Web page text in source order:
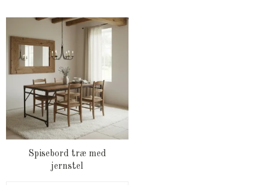
Spisebord træ med
jernstel